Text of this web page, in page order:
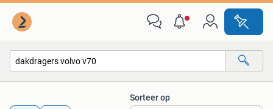
Sorteer op